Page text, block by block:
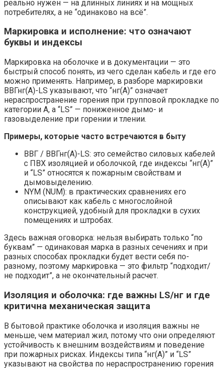
реально нужен — на длинных линиях и на мощных
потребителях, а не “одинаково на всё”.
Маркировка и исполнение: что означают
буквы и индексы
Маркировка на оболочке и в документации — это
быстрый способ понять, из чего сделан кабель и где его
можно применять. Например, в разборе маркировки
ВВГнг(А)-LS указывают, что “нг(А)” означает
нераспространение горения при групповой прокладке по
категории А, а “LS” — пониженное дымо- и
газовыделение при горении и тлении.
Примеры, которые часто встречаются в быту
ВВГ / ВВГнг(А)-LS: это семейство силовых кабелей
с ПВХ изоляцией и оболочкой, где индексы “нг(А)”
и “LS” относятся к пожарным свойствам и
дымовыделению.
NYM (NUM): в практических сравнениях его
описывают как кабель с многослойной
конструкцией, удобный для прокладки в сухих
помещениях и штробах.​
Здесь важная оговорка: нельзя выбирать только “по
буквам” — одинаковая марка в разных сечениях и при
разных способах прокладки будет вести себя по-
разному, поэтому маркировка — это фильтр “подходит/
не подходит”, а не окончательный расчет.
Изоляция и оболочка: где важны LS/нг и где
критична механическая защита
В бытовой практике оболочка и изоляция важны не
меньше, чем материал жил, потому что они определяют
устойчивость к внешним воздействиям и поведение
при пожарных рисках. Индексы типа “нг(А)” и “LS”
указывают на свойства по нераспространению горения